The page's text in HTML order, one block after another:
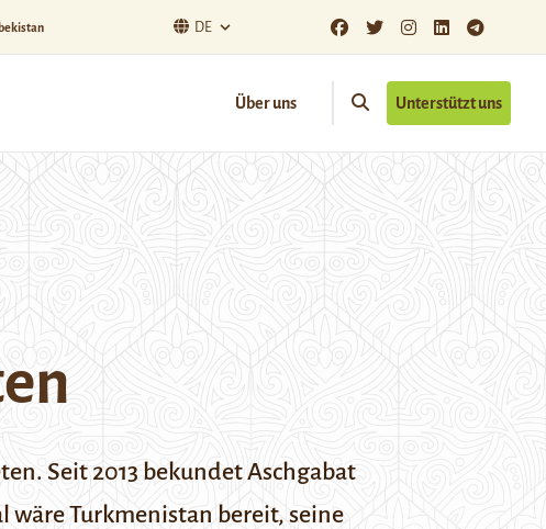
DE
Über uns Unterstützt uns
Seit 2013 bekundet Aschgabat
Turkmenistan bereit, seine